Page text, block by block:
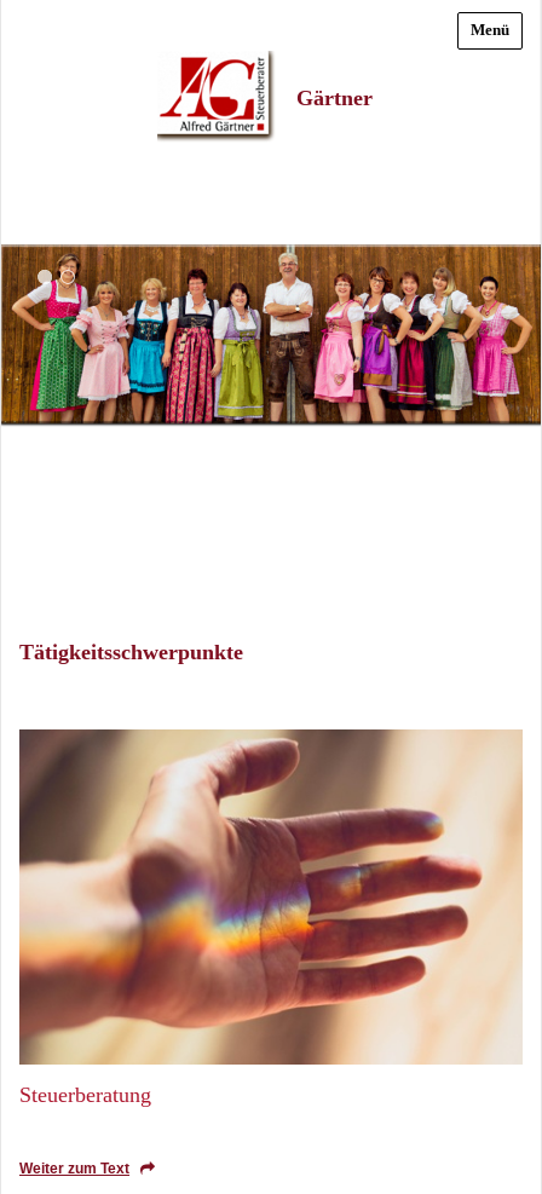
Menü
Gärtner
Tätigkeitsschwerpunkte
Steuerberatung
Weiter zum Text